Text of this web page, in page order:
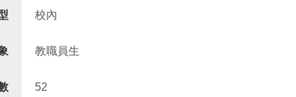
校內
教職員生
52